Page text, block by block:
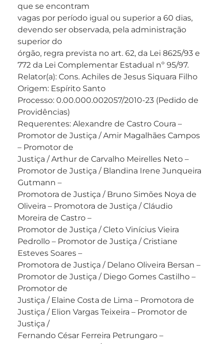
que se encontram
vagas por período igual ou superior a 60 dias,
devendo ser observada, pela administração
superior do
órgão, regra prevista no art. 62, da Lei 8625/93 e
772 da Lei Complementar Estadual nº 95/97.
Relator(a): Cons. Achiles de Jesus Siquara Filho
Origem: Espírito Santo
Processo: 0.00.000.002057/2010-23 (Pedido de
Providências)
Requerentes: Alexandre de Castro Coura –
Promotor de Justiça / Amir Magalhães Campos
– Promotor de
Justiça / Arthur de Carvalho Meirelles Neto –
Promotor de Justiça / Blandina Irene Junqueira
Gutmann –
Promotora de Justiça / Bruno Simões Noya de
Oliveira – Promotora de Justiça / Cláudio
Moreira de Castro –
Promotor de Justiça / Cleto Vinícius Vieira
Pedrollo – Promotor de Justiça / Cristiane
Esteves Soares –
Promotora de Justiça / Delano Oliveira Bersan –
Promotor de Justiça / Diego Gomes Castilho –
Promotor de
Justiça / Elaine Costa de Lima – Promotora de
Justiça / Elion Vargas Teixeira – Promotor de
Justiça /
Fernando César Ferreira Petrungaro –